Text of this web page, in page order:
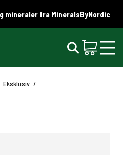
mineraler fra MineralsByNordic
Eksklusiv /